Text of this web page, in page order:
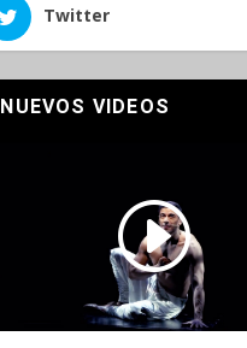
Twitter
NUEVOS VIDEOS